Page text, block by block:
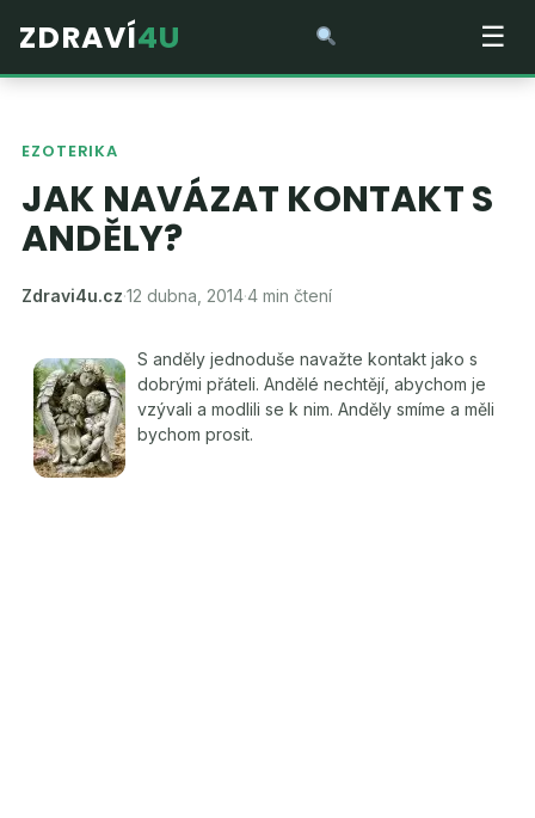
ZDRAVÍ4U ☰
EZOTERIKA
JAK NAVÁZAT KONTAKT S
ANDĚLY?
Zdravi4u.cz·12 dubna, 2014·4 min čtení
S anděly jednoduše navažte kontakt jako s
dobrými přáteli. Andělé nechtějí, abychom je
vzývali a modlili se k nim. Anděly smíme a měli
bychom prosit.